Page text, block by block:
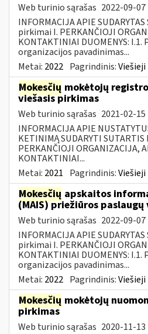
Web turinio sąrašas 2022-09-07
INFORMACIJA APIE
pirkimai I. PERKANČIOJI
KONTAKTINIAI DUOMENYS:
organizacijos pavadinimas...
Metai: 2022 Pagrindinis:
Mokesčių mokėtojų
viešasis pirkimas
Web turinio sąrašas 2021-02-15
INFORMACIJA APIE
KETINIMĄ SUDARYTI
PERKANČIOJI ORGANIZACIJA,
KONTAKTINIAI...
Metai: 2021 Pagrindinis:
Mokesčių apskaitos
(MAIS) priežiūros
Web turinio sąrašas 2022-09-07
INFORMACIJA APIE
pirkimai I. PERKANČIOJI
KONTAKTINIAI DUOMENYS:
organizacijos pavadinimas...
Metai: 2022 Pagrindinis:
Mokesčių mokėtojų
pirkimas
Web turinio sąrašas 2020-11-13